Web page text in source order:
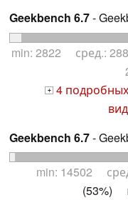
Geekbench 6.7-
min: 2822 сред.:
+ 4
Geekbench 6.7-
min: 14502
(53%)